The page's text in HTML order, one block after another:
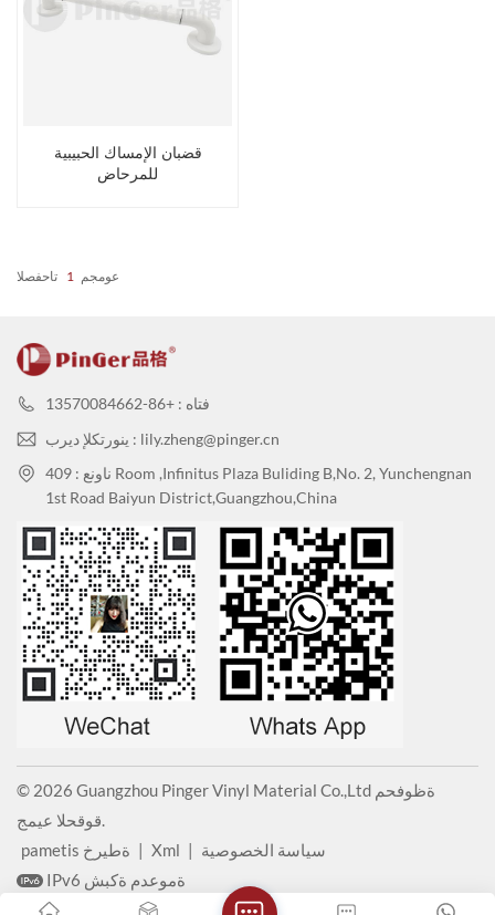
قضبان الإمساك الحبيبية
للمرحاض
عومجم 1 تاحفصلا
فتاه : +86-13570084662
ينورتكلإ ديرب : lily.zheng@pinger.cn
ناونع : 409 Room ,Infinitus Plaza Buliding B,No. 2, Yunchengnan
1st Road Baiyun District,Guangzhou,China
© 2026 Guangzhou Pinger Vinyl Material Co.,Ltd ةظوفحم
قوقحلا عيمج.
pametis ةطيرخ | Xml | سياسة الخصوصية
IPv6 ةموعدم ةكبش